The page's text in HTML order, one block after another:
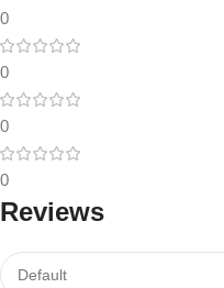
0
0
0
0
Reviews